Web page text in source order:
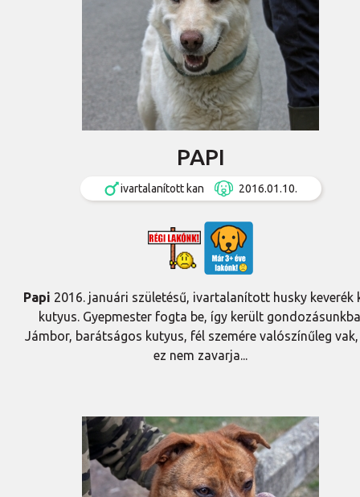
PAPI
ivartalanított kan 2016.01.10.
Papi 2016. januári születésű, ivartalanított husky keverék
kutyus. Gyepmester fogta be, így került
Jámbor, barátságos kutyus, fél szemére valószínűleg
ez nem zavarja...